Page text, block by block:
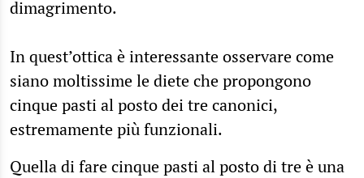
dimagrimento.
In quest’ottica è interessante osservare come
siano moltissime le diete che propongono
cinque pasti al posto dei tre canonici,
estremamente più funzionali.
Quella di fare cinque pasti al posto di tre è una